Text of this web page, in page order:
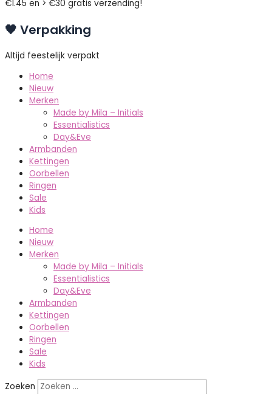
€1.45 en > €30 gratis verzending!
🖤 Verpakking
Altijd feestelijk verpakt
Home
Nieuw
Merken
Made by Mila – Initials
Essentialistics
Day&Eve
Armbanden
Kettingen
Oorbellen
Ringen
Sale
Kids
Home
Nieuw
Merken
Made by Mila – Initials
Essentialistics
Day&Eve
Armbanden
Kettingen
Oorbellen
Ringen
Sale
Kids
Zoeken